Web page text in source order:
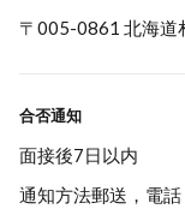
〒005-0861 北海道
合否通知
面接後7日以内
通知方法郵送，電話